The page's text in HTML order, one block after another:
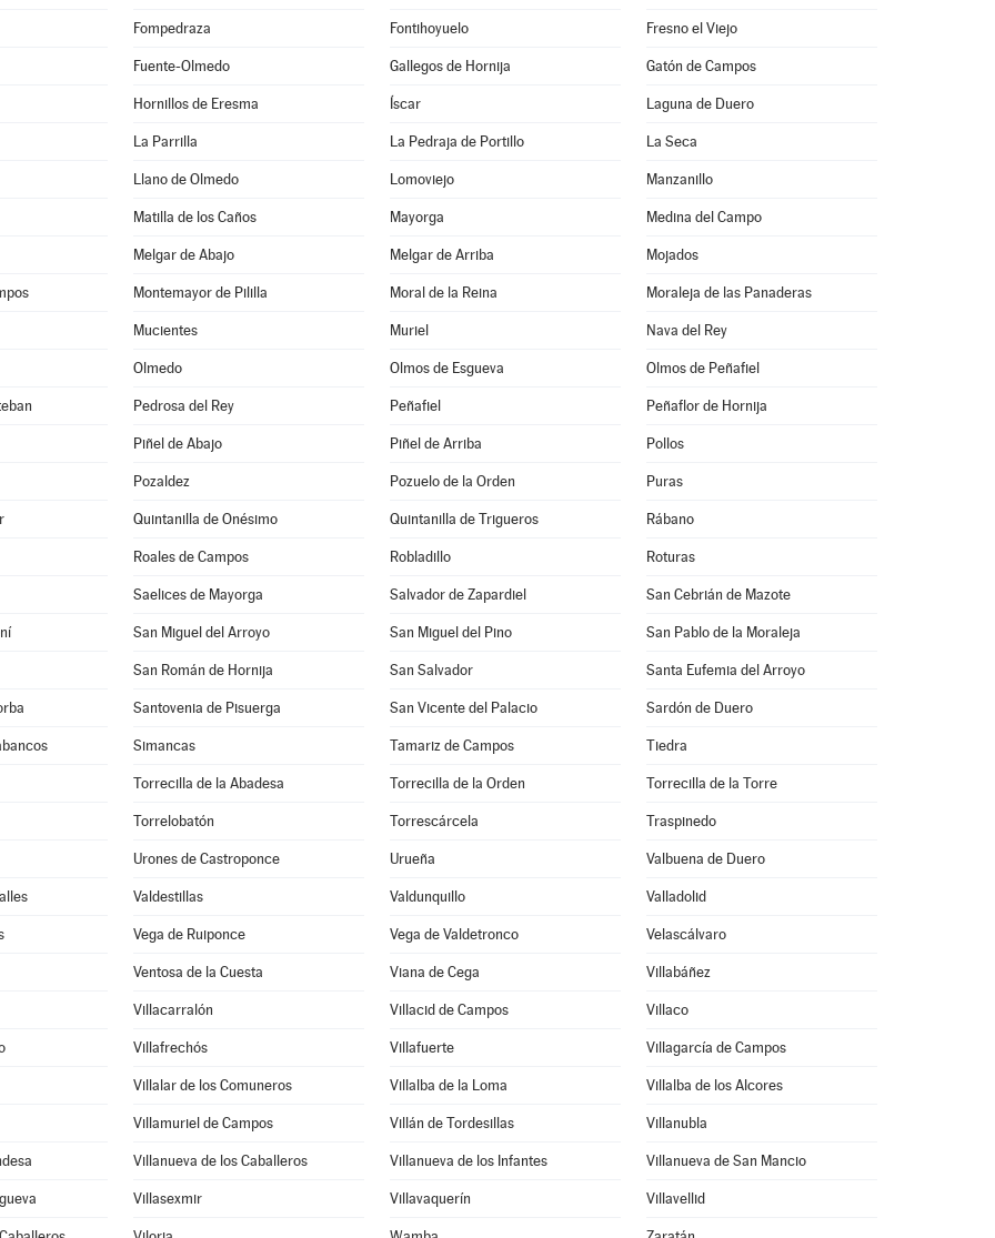
Fompedraza Fontihoyuelo Fresno el Viejo
Fuente-Olmedo Gallegos de Hornija Gatón de Campos
Hornillos de Eresma Íscar Laguna de Duero
La Parrilla La Pedraja de Portillo La Seca
Llano de Olmedo Lomoviejo Manzanillo
Matilla de los Caños Mayorga Medina del Campo
Melgar de Abajo Melgar de Arriba Mojados
Montemayor de Pililla Moral de la Reina Moraleja de las Panaderas
Mucientes Muriel Nava del Rey
Olmedo Olmos de Esgueva Olmos de Peñafiel
Pedrosa del Rey Peñafiel Peñaflor de Hornija
Piñel de Abajo Piñel de Arriba Pollos
Pozaldez Pozuelo de la Orden Puras
Quintanilla de Onésimo Quintanilla de Trigueros Rábano
Roales de Campos Robladillo Roturas
Saelices de Mayorga Salvador de Zapardiel San Cebrián de Mazote
San Miguel del Arroyo San Miguel del Pino San Pablo de la Moraleja
San Román de Hornija San Salvador Santa Eufemia del Arroyo
Santovenia de Pisuerga San Vicente del Palacio Sardón de Duero
Simancas Tamariz de Campos Tiedra
Torrecilla de la Abadesa Torrecilla de la Orden Torrecilla de la Torre
Torrelobatón Torrescárcela Traspinedo
Urones de Castroponce Urueña Valbuena de Duero
Valdestillas Valdunquillo Valladolid
Vega de Ruiponce Vega de Valdetronco Velascálvaro
Ventosa de la Cuesta Viana de Cega Villabáñez
Villacarralón Villacid de Campos Villaco
Villafrechós Villafuerte Villagarcía de Campos
Villalar de los Comuneros Villalba de la Loma Villalba de los Alcores
Villamuriel de Campos Villán de Tordesillas Villanubla
Villanueva de los Caballeros Villanueva de los Infantes Villanueva de San Mancio
Villasexmir Villavaquerín Villavellid